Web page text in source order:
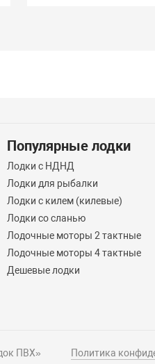
Популярные лодки
Лодки с НДНД
Лодки для рыбалки
Лодки с килем (килевые)
Лодки со сланью
Лодочные моторы 2 тактные
Лодочные моторы 4 тактные
Дешевые лодки
ПВХ» Политика